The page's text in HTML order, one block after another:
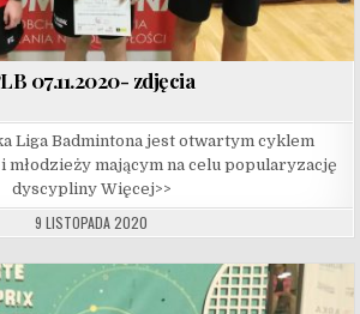
07.11.2020- zdjęcia
Liga Badmintona jest otwartym cyklem
mającym na celu popularyzację
dyscypliny Więcej>>
9 LISTOPADA 2020